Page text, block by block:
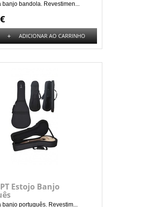
banjo bandola. Revestimen...
+ ADICIONAR AO CARRINHO
Estojo Banjo
banjo português. Revestim...